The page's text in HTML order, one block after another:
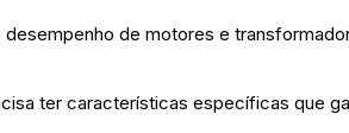
de motores e
ter características específicas que